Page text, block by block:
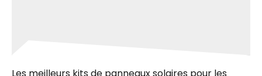
Les meilleurs kits de panneaux solaires pour les